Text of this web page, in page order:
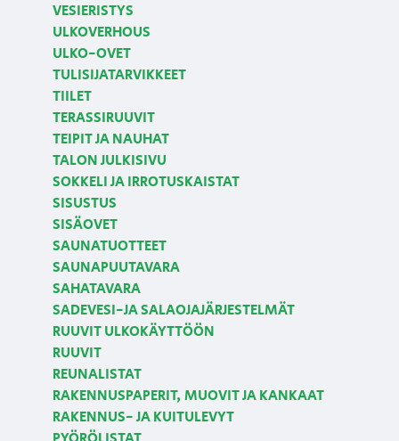
VESIERISTYS
ULKOVERHOUS
ULKO-OVET
TULISIJATARVIKKEET
TIILET
TERASSIRUUVIT
TEIPIT JA NAUHAT
TALON JULKISIVU
SOKKELI JA IRROTUSKAISTAT
SISUSTUS
SISÄOVET
SAUNATUOTTEET
SAUNAPUUTAVARA
SAHATAVARA
SADEVESI-JA SALAOJAJÄRJESTELMÄT
RUUVIT ULKOKÄYTTÖÖN
RUUVIT
REUNALISTAT
RAKENNUSPAPERIT, MUOVIT JA KANKAAT
RAKENNUS- JA KUITULEVYT